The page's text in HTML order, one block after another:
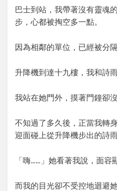
巴士到站，我帶著沒有靈魂
步，心都被掏空多一點。
因為相鄰的單位，已經被分
升降機到達十九樓，我和詩
我站在她門外，摸著門鐘卻
不知過了多久後，正當我轉
迎面碰上從升降機步出的詩雨
「嗨……」她看著我說，面容
而我的目光卻不受控地迴避